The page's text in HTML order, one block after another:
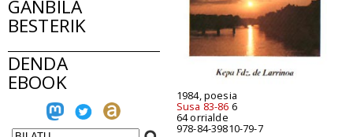
GANBILA
BESTERIK
DENDA
EBOOK
1984, poesia
Susa 83-86 6
64 orrialde
978-84-39810-79-7